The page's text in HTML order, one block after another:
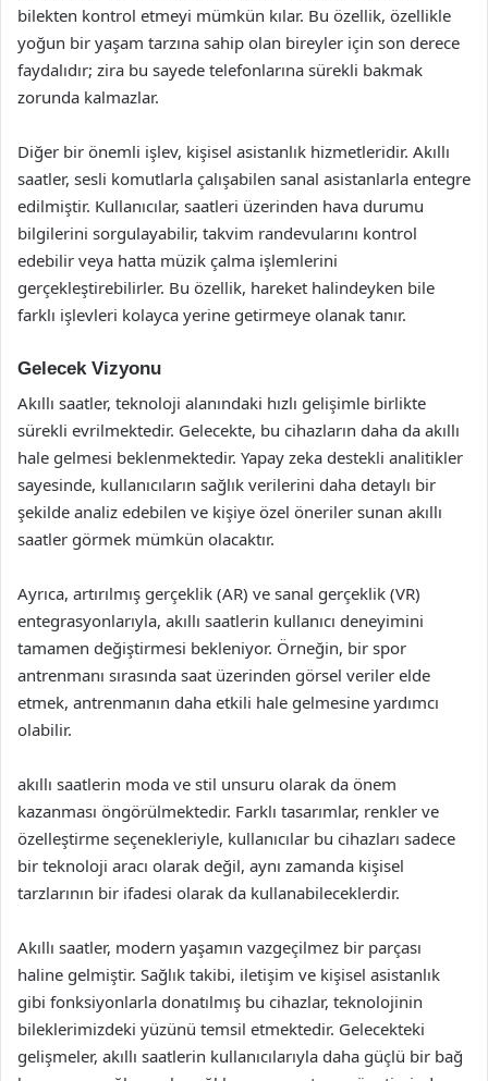
bilekten kontrol etmeyi mümkün kılar. Bu özellik, özellikle
yoğun bir yaşam tarzına sahip olan bireyler için son derece
faydalıdır; zira bu sayede telefonlarına sürekli bakmak
zorunda kalmazlar.
Diğer bir önemli işlev, kişisel asistanlık hizmetleridir. Akıllı
saatler, sesli komutlarla çalışabilen sanal asistanlarla entegre
edilmiştir. Kullanıcılar, saatleri üzerinden hava durumu
bilgilerini sorgulayabilir, takvim randevularını kontrol
edebilir veya hatta müzik çalma işlemlerini
gerçekleştirebilirler. Bu özellik, hareket halindeyken bile
farklı işlevleri kolayca yerine getirmeye olanak tanır.
Gelecek Vizyonu
Akıllı saatler, teknoloji alanındaki hızlı gelişimle birlikte
sürekli evrilmektedir. Gelecekte, bu cihazların daha da akıllı
hale gelmesi beklenmektedir. Yapay zeka destekli analitikler
sayesinde, kullanıcıların sağlık verilerini daha detaylı bir
şekilde analiz edebilen ve kişiye özel öneriler sunan akıllı
saatler görmek mümkün olacaktır.
Ayrıca, artırılmış gerçeklik (AR) ve sanal gerçeklik (VR)
entegrasyonlarıyla, akıllı saatlerin kullanıcı deneyimini
tamamen değiştirmesi bekleniyor. Örneğin, bir spor
antrenmanı sırasında saat üzerinden görsel veriler elde
etmek, antrenmanın daha etkili hale gelmesine yardımcı
olabilir.
akıllı saatlerin moda ve stil unsuru olarak da önem
kazanması öngörülmektedir. Farklı tasarımlar, renkler ve
özelleştirme seçenekleriyle, kullanıcılar bu cihazları sadece
bir teknoloji aracı olarak değil, aynı zamanda kişisel
tarzlarının bir ifadesi olarak da kullanabileceklerdir.
Akıllı saatler, modern yaşamın vazgeçilmez bir parçası
haline gelmiştir. Sağlık takibi, iletişim ve kişisel asistanlık
gibi fonksiyonlarla donatılmış bu cihazlar, teknolojinin
bileklerimizdeki yüzünü temsil etmektedir. Gelecekteki
gelişmeler, akıllı saatlerin kullanıcılarıyla daha güçlü bir bağ